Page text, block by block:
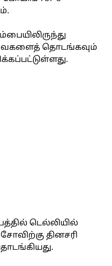
தொடங்கவும்
டெல்லியில்
தினசரி